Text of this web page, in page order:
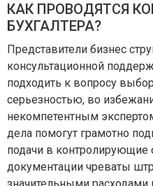
КАК ПРОВОДЯТСЯ
БУХГАЛТЕРА?
Представители бизнес
консультационной
подходить к вопросу
серьезностью, во
некомпетентным
дела помогут грамотно
подачи в контролирующие
документации чреваты